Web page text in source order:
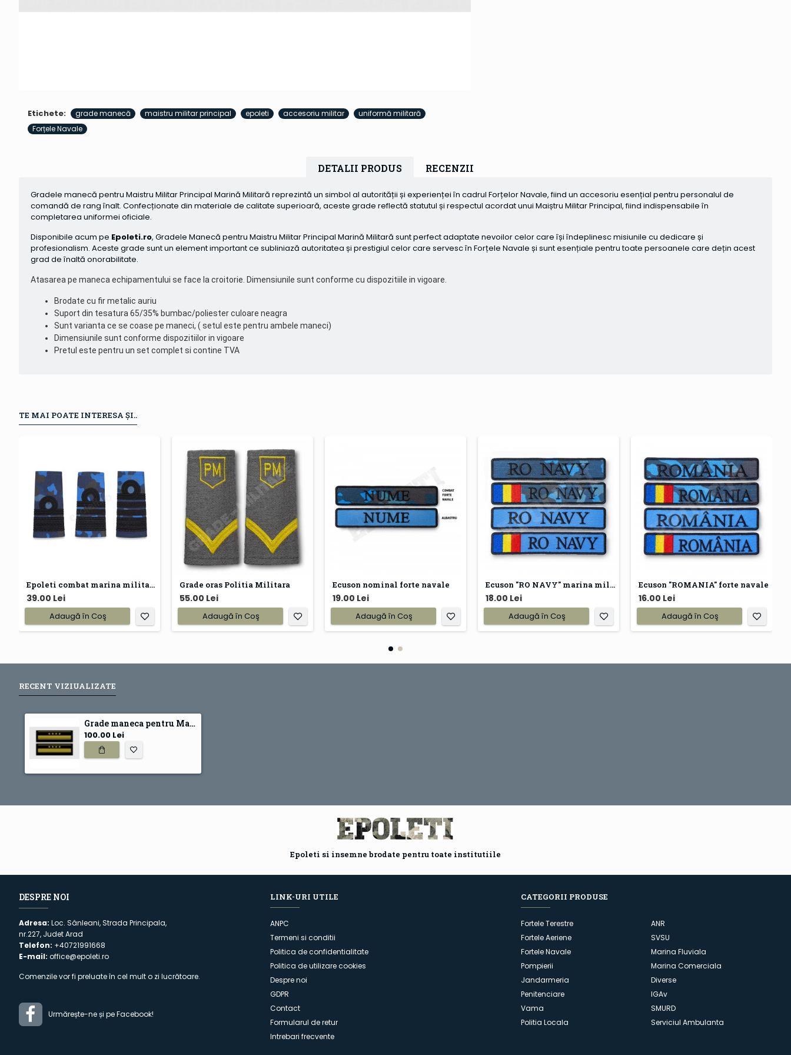
Etichete: grade manecă maistru militar principal epoleti accesoriu militar
uniformă militară
Forțele Navale
DETALII PRODUS RECENZII
Gradele manecă pentru Maistru Militar Principal Marină Militară reprezintă un simbol al autorității și experienței în cadrul Forțelor Navale, fiind un accesoriu esențial pentru personalul de
comandă de rang înalt. Confecționate din materiale de calitate superioară, aceste grade reflectă statutul și respectul acordat unui Maiștru Militar Principal, fiind indispensabile în
completarea uniformei oficiale.
Disponibile acum pe Epoleti.ro, Gradele Manecă pentru Maistru Militar Principal Marină Militară sunt perfect adaptate nevoilor celor care își îndeplinesc misiunile cu dedicare și
profesionalism. Aceste grade sunt un element important ce subliniază autoritatea și prestigiul celor care servesc în Forțele Navale și sunt esențiale pentru toate persoanele care dețin acest
grad de înaltă onorabilitate.
Atasarea pe maneca echipamentului se face la croitorie. Dimensiunile sunt conforme cu dispozitiile in vigoare.
Brodate cu fir metalic auriu
Suport din tesatura 65/35% bumbac/poliester culoare neagra
Sunt varianta ce se coase pe maneci, ( setul este pentru ambele maneci)
Dimensiunile sunt conforme dispozitiilor in vigoare
Pretul este pentru un set complet si contine TVA
TE MAI POATE INTERESA ȘI..
Epoleti combat marina militara
39.00 Lei
Adaugă în Coş
Grade oras Politia Militara
55.00 Lei
Adaugă în Coş
Ecuson nominal forte navale
19.00 Lei
Adaugă în Coş
Ecuson "RO NAVY" marina militara
18.00 Lei
Adaugă în Coş
Ecuson "ROMANIA" forte navale
16.00 Lei
Adaugă în Coş
RECENT VIZIUALIZATE
Grade maneca pentru Maistru Militar Principal Marina Militara
100.00 Lei
Epoleti si insemne brodate pentru toate institutiile
DESPRE NOI
Adresa: Loc. Sânleani, Strada Principala,
nr.227, Judet Arad
Telefon: +40721991668
E-mail: office@epoleti.ro
Comenzile vor fi preluate în cel mult o zi lucrătoare.
Urmărește-ne și pe Facebook!
LINK-URI UTILE
ANPC
Termeni si conditii
Politica de confidentialitate
Politica de utilizare cookies
Despre noi
GDPR
Contact
Formularul de retur
Intrebari frecvente
CATEGORII PRODUSE
Fortele Terestre
Fortele Aeriene
Fortele Navale
Pompierii
Jandarmeria
Penitenciare
Vama
Politia Locala
ANR
SVSU
Marina Fluviala
Marina Comerciala
Diverse
IGAv
SMURD
Serviciul Ambulanta